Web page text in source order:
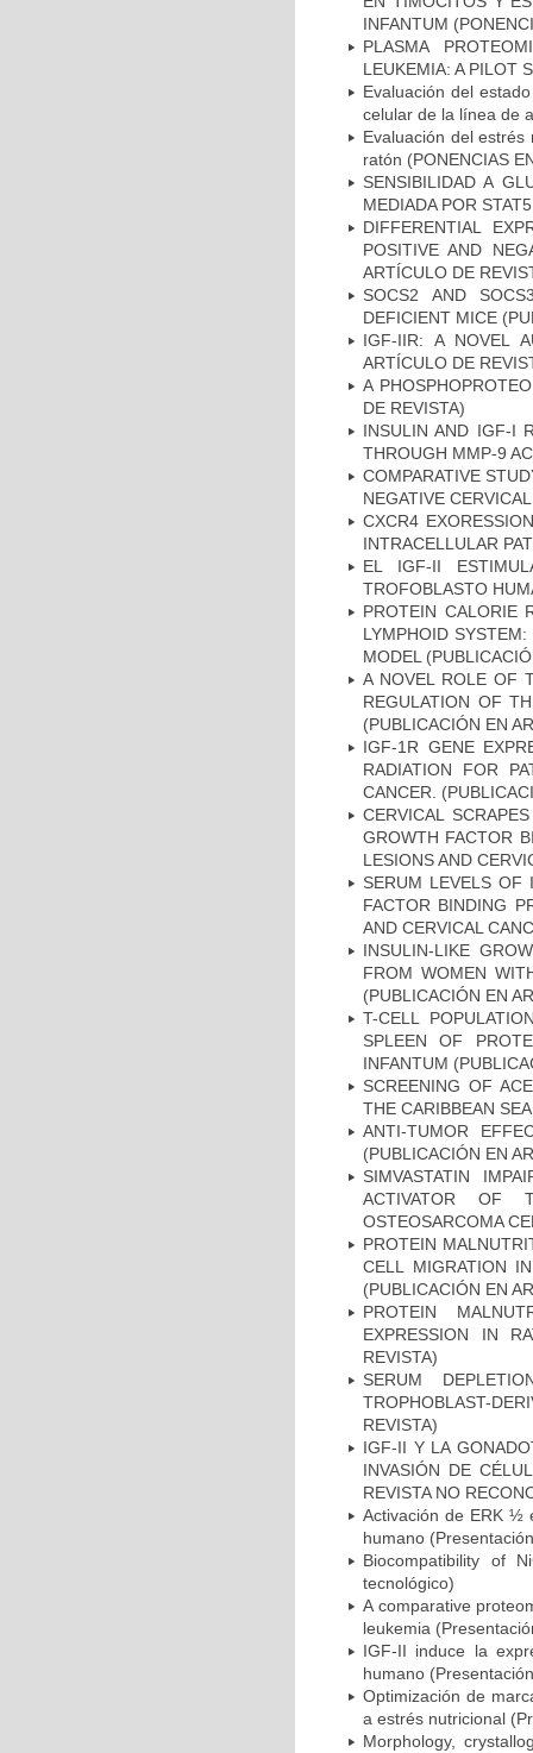
INFANTUM
PLASMA
LEUKEMIA: A PILOT
Evaluación del
celular de la línea de
Evaluación del
ratón (PONENCIAS
SENSIBILIDAD A
MEDIADA POR
DIFFERENTIAL
POSITIVE AND
ARTÍCULO DE
SOCS2 AND
DEFICIENT MICE
IGF-IIR: A NOVEL
ARTÍCULO DE
A
DE REVISTA)
INSULIN AND IGF-I
THROUGH MMP-9
COMPARATIVE
NEGATIVE
CXCR4
INTRACELLULAR
EL IGF-II
TROFOBLASTO
PROTEIN CALORIE
LYMPHOID
MODEL
A NOVEL ROLE OF
REGULATION OF
(PUBLICACIÓN EN
IGF-1R GENE
RADIATION FOR
CANCER.
CERVICAL
GROWTH FACTOR
LESIONS AND
SERUM LEVELS OF
FACTOR BINDING
AND CERVICAL
INSULIN-LIKE
FROM WOMEN
(PUBLICACIÓN EN
T-CELL
SPLEEN OF
INFANTUM
SCREENING OF
THE CARIBBEAN
ANTI-TUMOR
(PUBLICACIÓN EN
SIMVASTATIN
ACTIVATOR OF
OSTEOSARCOMA
PROTEIN
CELL MIGRATION
(PUBLICACIÓN EN
PROTEIN
EXPRESSION IN
REVISTA)
SERUM
TROPHOBLAST-
REVISTA)
IGF-II Y LA
INVASIÓN DE
REVISTA NO
Activación de ERK ½
humano
Biocompatibility of
tecnológico)
A comparative
leukemia
IGF-II induce la
humano
Optimización de
a estrés nutricional
Morphology,